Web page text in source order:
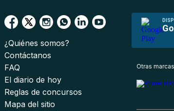
¿Quiénes somos?
Contáctanos
FAQ
El diario de hoy
Reglas de concursos
Mapa del sitio
Otras